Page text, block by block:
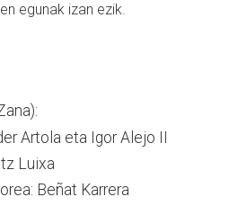
egunak izan ezik.
Artola eta Igor Alejo II
Luixa
Beñat Karrera